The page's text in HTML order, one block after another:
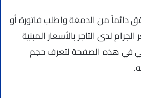
دائماً من الدمغة واطلب فاتورة أو
لدى التاجر بالأسعار المبنية
في هذه الصفحة لتعرف حجم